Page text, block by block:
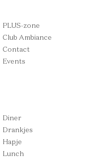
PLUS-zone
Club Ambiance
Contact
Events
Diner
Drankjes
Hapje
Lunch